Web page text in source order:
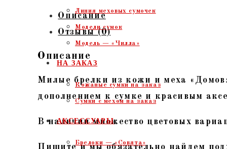
Линия меховых сумочек
Модели сумок
Модель — «Чилла»
НА ЗАКАЗ
Кожаные сумки на заказ
Сумки с мехом на заказ
АКСЕССУАРЫ
Брелоки — «Совята»
кожи
меха
Описание
Отзывы (0)
Описание
Милые брелки из кожи и меха
дополнением к сумке и красивым
В наличии множество цветовых
Пишите и мы обязательно найдем